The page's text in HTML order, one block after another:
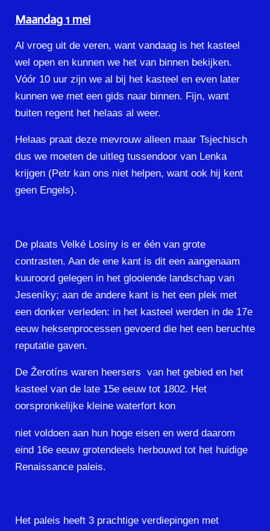
Maandag 1 mei
Al vroeg uit de veren, want vandaag is het kasteel
wel open en kunnen we het van binnen bekijken.
Vóór 10 uur zijn we al bij het kasteel en even later
kunnen we met een gids naar binnen. Fijn, want
buiten regent het helaas al weer.
Helaas praat deze mevrouw alleen maar Tsjechisch
dus we moeten de uitleg tussendoor van Lenka
krijgen (Petr kan ons niet helpen, want ook hij kent
geen Engels).
De plaats Velké Losiny is er één van grote
contrasten. Aan de ene kant is dit een aangenaam
kuuroord gelegen in het glooiende landschap van
Jeseníky; aan de andere kant is het een plek met
een donker verleden: in het kasteel werden in de 17e
eeuw heksenprocessen gevoerd die het een beruchte
reputatie gaven.
De Žerotíns waren heersers van het gebied en het
kasteel van de late 15e eeuw tot 1802. Het
oorspronkelijke kleine waterfort kon
niet voldoen aan hun hoge eisen en werd daarom
eind 16e eeuw grotendeels herbouwd tot het huidige
Renaissance paleis.
Het paleis heeft 3 prachtige verdiepingen met